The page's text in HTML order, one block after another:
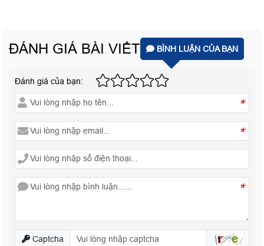
ĐÁNH GIÁ BÀI VIẾT BÌNH LUẬN CỦA BẠN
Đánh giá của bạn:
*
*
*
Captcha